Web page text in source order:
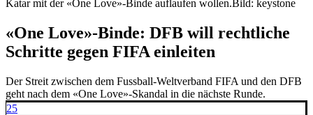
Katar mit der «One Love»-Binde auflaufen wollen. Bild: keystone
«One Love»-Binde: DFB will rechtliche
Schritte gegen FIFA einleiten
Der Streit zwischen dem Fussball-Weltverband FIFA und den DFB
geht nach dem «One Love»-Skandal in die nächste Runde.
25